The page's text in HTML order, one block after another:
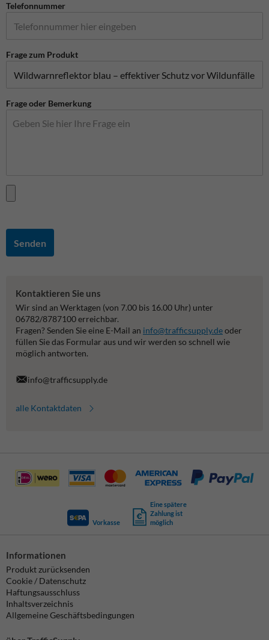
Telefonnummer
Frage zum Produkt
Frage oder Bemerkung
Senden
Kontaktieren Sie uns
Wir sind an Werktagen (von 7.00 bis 16.00 Uhr) unter
06782/8787100 erreichbar.
Fragen? Senden Sie eine E-Mail an info@trafficsupply.deoder
füllen Sie das Formular aus und wir werden so schnell wie
möglich antworten.
info@trafficsupply.de
alle Kontaktdaten
Vorkasse
Eine spätere
Zahlung ist
möglich
Informationen
Produkt zurücksenden
Cookie / Datenschutz
Haftungsausschluss
Inhaltsverzeichnis
Allgemeine Geschäftsbedingungen